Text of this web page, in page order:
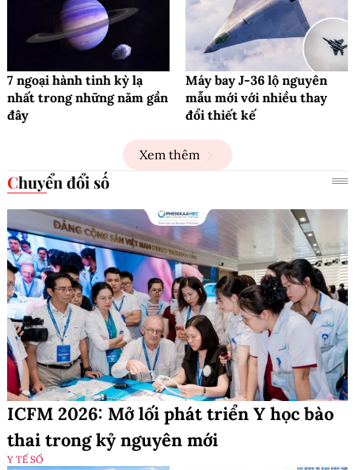
7 ngoại hành tinh kỳ lạ
nhất trong những năm gần
đây
Máy bay J-36 lộ nguyên
mẫu mới với nhiều thay
đổi thiết kế
Xem thêm
Chuyển đổi số
ICFM 2026: Mở lối phát triển Y học bào
thai trong kỷ nguyên mới
Y TẾ SỐ